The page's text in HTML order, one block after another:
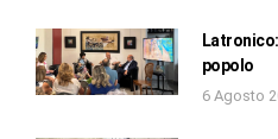
popolo
6 Agosto